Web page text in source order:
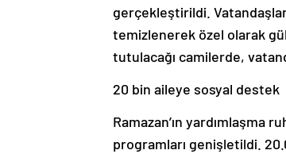
gerçekleştirildi.
temizlenerek özel olarak
tutulacağı camilerde,
20 bin aileye sosyal destek
Ramazan’ın yardımlaşma
programları genişletildi.